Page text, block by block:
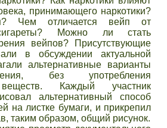
принимающего наркотики?
Чем отличается вейп от
Можно ли стать
вейпов? Присутствующие
в обсуждении актуальной
альтернативные варианты
без употребления
веществ. Каждый участник
альтернативный способ
на листке бумаги, и прикрепил
таким образом, общий рисунок.